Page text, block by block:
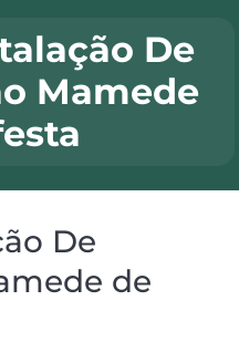
De
Mamede
De
de